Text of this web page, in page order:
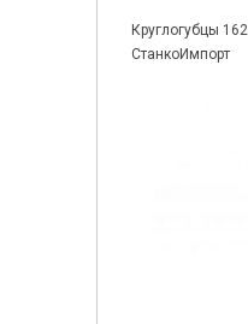
Круглогубцы
СтанкоИмпорт